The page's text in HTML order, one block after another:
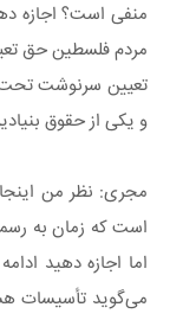
منفی است؟ اجازه
مردم فلسطین حق
تعیین سرنوشت
و یکی از حقوق
مجری: نظر من
است که زمان به
اما اجازه دهید
می‌گوید تأسیسات